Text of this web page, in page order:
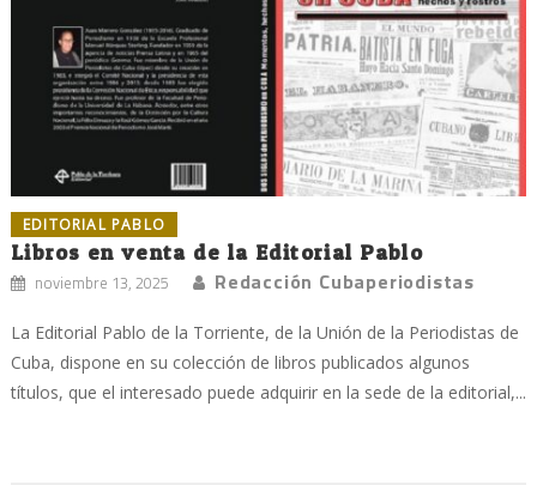
EDITORIAL PABLO
Libros en venta de la Editorial Pablo
noviembre 13, 2025 Redacción Cubaperiodistas
La Editorial Pablo de la Torriente, de la Unión de la Periodistas de
Cuba, dispone en su colección de libros publicados algunos
títulos, que el interesado puede adquirir en la sede de la editorial,...